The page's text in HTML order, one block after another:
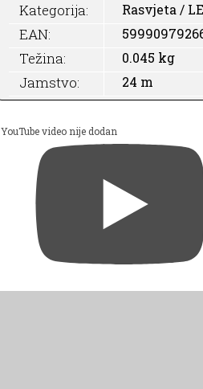
Kategorija: Rasvjeta /
EAN:
Težina: 0.045 kg
Jamstvo: 24 m
YouTube video nije dodan